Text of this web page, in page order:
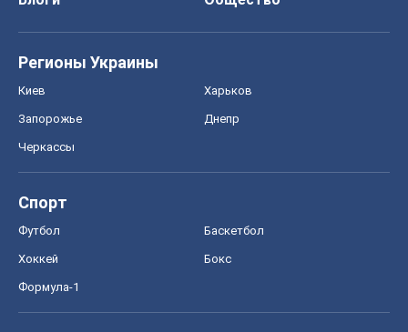
Регионы Украины
Киев Харьков
Запорожье Днепр
Черкассы
Спорт
Футбол Баскетбол
Хоккей Бокс
Формула-1